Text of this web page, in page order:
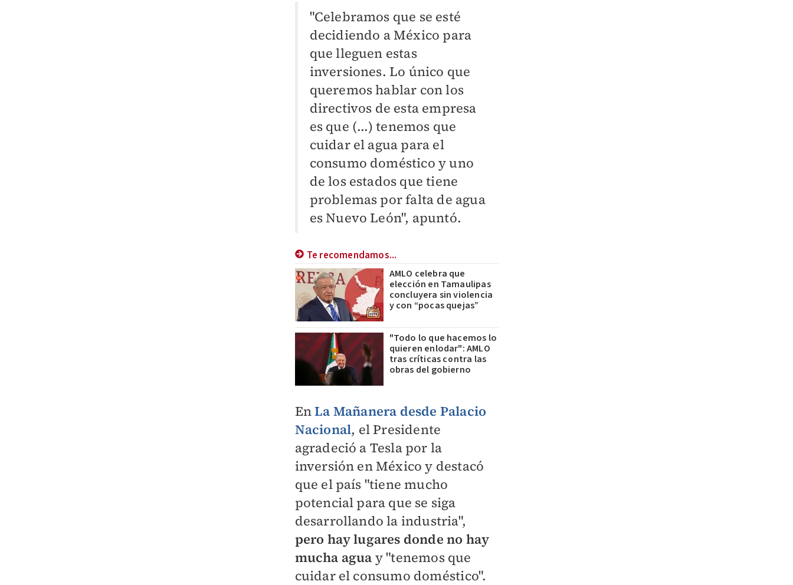
"Celebramos que se esté
decidiendo a México para
que lleguen estas
inversiones. Lo único que
queremos hablar con los
directivos de esta empresa
es que (...)tenemos que
cuidar el agua para el
consumo doméstico y uno
de los estados que tiene
problemas por falta de agua
es Nuevo León", apuntó.
Te recomendamos...
AMLO celebra que
elección en Tamaulipas
concluyera sin violencia
y con “pocas quejas”
"Todo lo que hacemos lo
quieren enlodar": AMLO
tras críticas contra las
obras del gobierno
EnLa Mañanera desde Palacio
Nacional, el Presidente
agradeció a Tesla por la
inversión en México y destacó
que el país "tiene mucho
potencial para que se siga
desarrollando la industria",
pero hay lugares donde no hay
mucha agua y "tenemos que
cuidar el consumo doméstico".